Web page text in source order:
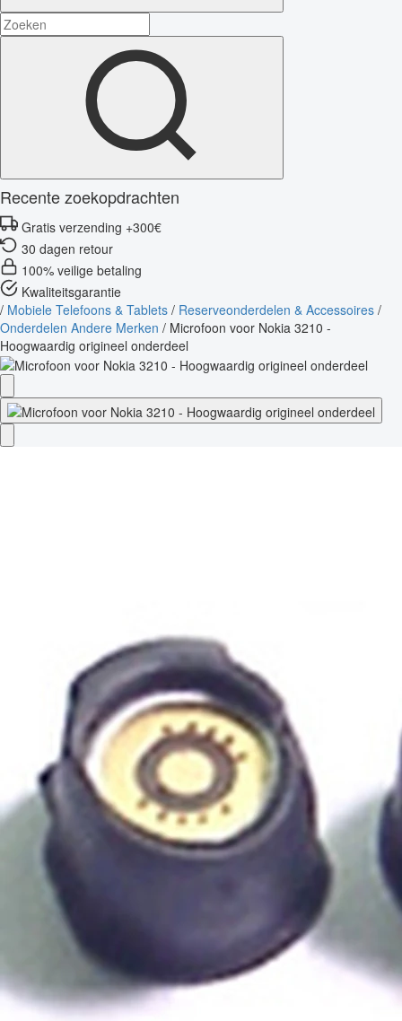
Recente zoekopdrachten
Gratis verzending +300€
30 dagen retour
100% veilige betaling
Kwaliteitsgarantie
/ Mobiele Telefoons & Tablets / Reserveonderdelen & Accessoires /
Onderdelen Andere Merken / Microfoon voor Nokia 3210 -
Hoogwaardig origineel onderdeel